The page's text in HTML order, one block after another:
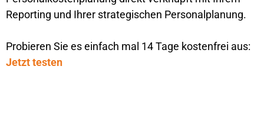
Reporting und Ihrer strategischen Personalplanung.
Probieren Sie es einfach mal 14 Tage kostenfrei aus:
Jetzt testen